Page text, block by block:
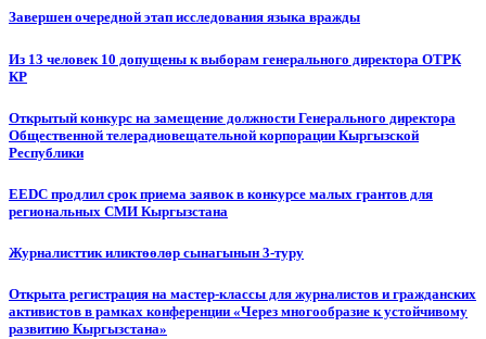
Завершен очередной этап исследования языка вражды
Из 13 человек 10 допущены к выборам генерального директора ОТРК
КР
Открытый конкурс на замещение должности Генерального директора
Общественной телерадиовещательной корпорации Кыргызской
Республики
EEDC продлил срок приема заявок в конкурсе малых грантов для
региональных СМИ Кыргызстана
Журналисттик иликтөөлөр сынагынын 3-туру
Открыта регистрация на мастер-классы для журналистов и гражданских
активистов в рамках конференции «Через многообразие к устойчивому
развитию Кыргызстана»